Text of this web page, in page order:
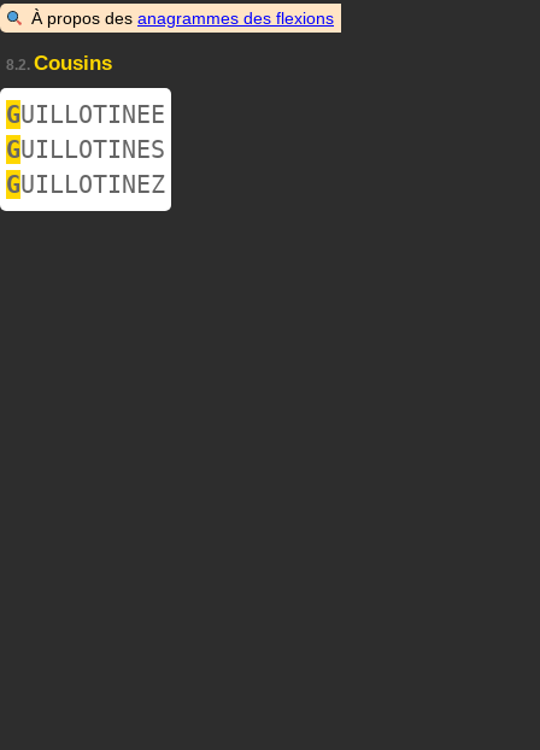
À propos des anagrammes des flexions
8.2. Cousins
GUILLOTINEE
GUILLOTINES
GUILLOTINEZ